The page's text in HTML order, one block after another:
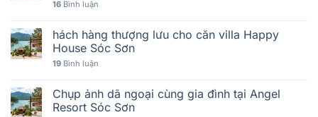
16 Bình luận
hách hàng thượng lưu cho căn villa Happy
House Sóc Sơn
19 Bình luận
Chụp ảnh dã ngoại cùng gia đình tại Angel
Resort Sóc Sơn